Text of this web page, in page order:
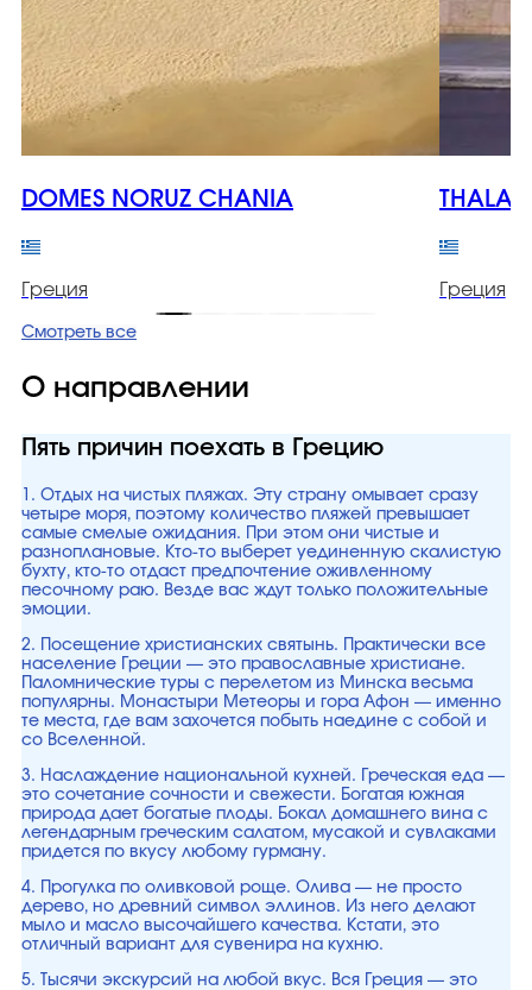
DOMES NORUZ CHANIA
Греция Греция
Смотреть все
О направлении
Пять причин поехать в Грецию
1. Отдых на чистых пляжах. Эту страну омывает сразу
четыре моря, поэтому количество пляжей превышает
самые смелые ожидания. При этом они чистые и
разноплановые. Кто-то выберет уединенную скалистую
бухту, кто-то отдаст предпочтение оживленному
песочному раю. Везде вас ждут только положительные
эмоции.
2. Посещение христианских святынь. Практически все
население Греции — это православные христиане.
Паломнические туры с перелетом из Минска весьма
популярны. Монастыри Метеоры и гора Афон — именно
те места, где вам захочется побыть наедине с собой и
со Вселенной.
3. Наслаждение национальной кухней. Греческая еда —
это сочетание сочности и свежести. Богатая южная
природа дает богатые плоды. Бокал домашнего вина с
легендарным греческим салатом, мусакой и сувлаками
придется по вкусу любому гурману.
4. Прогулка по оливковой роще. Олива — не просто
дерево, но древний символ эллинов. Из него делают
мыло и масло высочайшего качества. Кстати, это
отличный вариант для сувенира на кухню.
5. Тысячи экскурсий на любой вкус. Вся Греция — это